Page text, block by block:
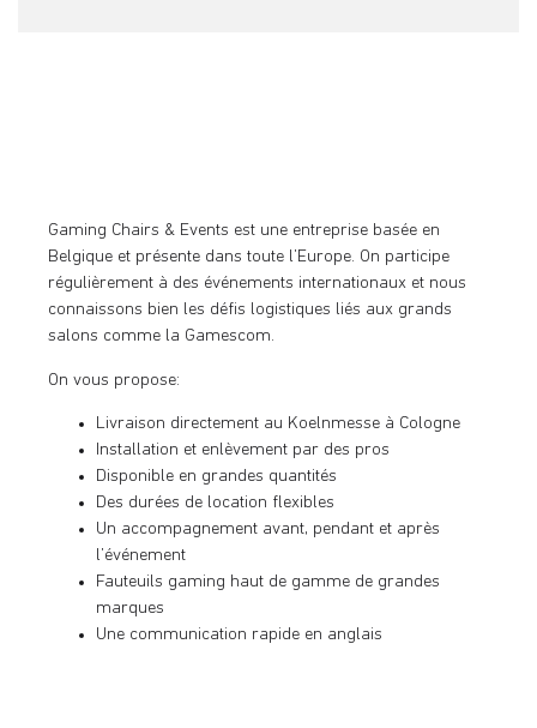
Gaming Chairs & Events est une entreprise basée en
Belgique et présente dans toute l’Europe. On participe
régulièrement à des événements internationaux et nous
connaissons bien les défis logistiques liés aux grands
salons comme la Gamescom.
On vous propose:
Livraison directement au Koelnmesse à Cologne
Installation et enlèvement par des pros
Disponible en grandes quantités
Des durées de location flexibles
Un accompagnement avant, pendant et après
l’événement
Fauteuils gaming haut de gamme de grandes
marques
Une communication rapide en anglais